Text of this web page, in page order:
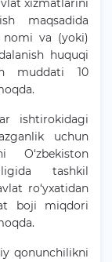
xizmatlarini
maqsadida
va (yoki)
huquqi
muddati 10
ishtirokidagi
uchun
tashkil
ro‘yxatidan
boji miqdori
qonunchilikni